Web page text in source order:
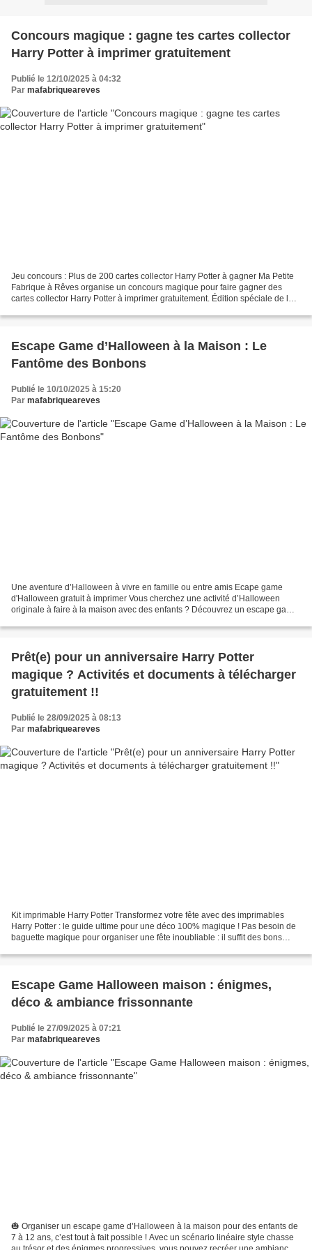
Concours magique : gagne tes cartes collector
Harry Potter à imprimer gratuitement
Publié le 12/10/2025 à 04:32
Par mafabriqueareves
Jeu concours : Plus de 200 cartes collector Harry Potter à gagner Ma Petite
Fabrique à Rêves organise un concours magique pour faire gagner des
cartes collector Harry Potter à imprimer gratuitement. Édition spéciale de la
Escape Game d’Halloween à la Maison : Le
Fantôme des Bonbons
Publié le 10/10/2025 à 15:20
Par mafabriqueareves
Une aventure d’Halloween à vivre en famille ou entre amis Ecape game
d'Halloween gratuit à imprimer Vous cherchez une activité d’Halloween
originale à faire à la maison avec des enfants ? Découvrez un escape game
Prêt(e) pour un anniversaire Harry Potter
magique ? Activités et documents à télécharger
gratuitement !!
Publié le 28/09/2025 à 08:13
Par mafabriqueareves
Kit imprimable Harry Potter Transformez votre fête avec des imprimables
Harry Potter : le guide ultime pour une déco 100% magique ! Pas besoin de
baguette magique pour organiser une fête inoubliable : il suffit des bons
Escape Game Halloween maison : énigmes,
déco & ambiance frissonnante
Publié le 27/09/2025 à 07:21
Par mafabriqueareves
🎃 Organiser un escape game d’Halloween à la maison pour des enfants de
7 à 12 ans, c’est tout à fait possible ! Avec un scénario linéaire style chasse